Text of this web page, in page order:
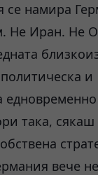
се намира
Не Иран. Не
и
така,
вече